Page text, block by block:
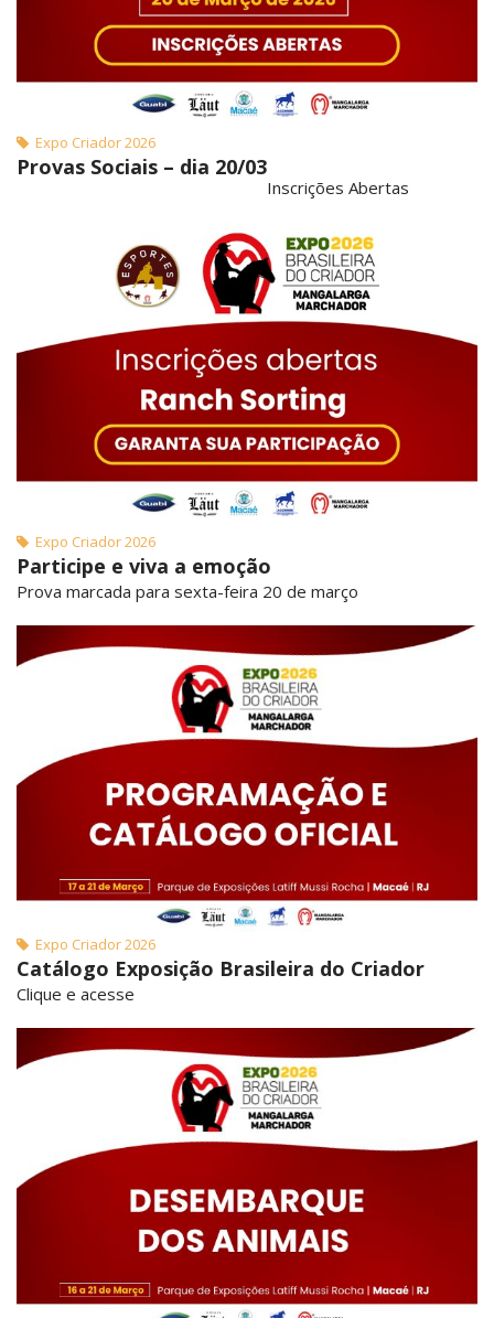
Expo Criador 2026
Provas Sociais – dia 20/03
Inscrições Abertas
Expo Criador 2026
Participe e viva a emoção
Prova marcada para sexta-feira 20 de março
Expo Criador 2026
Catálogo Exposição Brasileira do Criador
Clique e acesse